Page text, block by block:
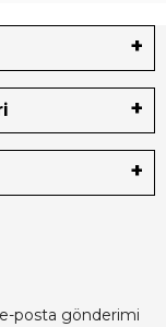
posta gönderimi